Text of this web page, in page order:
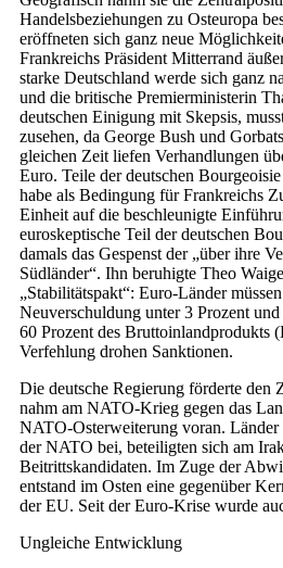
Handelsbeziehungen zu Osteuropa
eröffneten sich ganz neue
Frankreichs Präsident Mitterrand
starke Deutschland werde sich ganz
und die britische Premierministerin
deutschen Einigung mit Skepsis,
zusehen, da George Bush und
gleichen Zeit liefen Verhandlungen
Euro. Teile der deutschen
habe als Bedingung für Frankreichs
Einheit auf die beschleunigte
euroskeptische Teil der deutschen
damals das Gespenst der „über ihre
Südländer“. Ihn beruhigte Theo
„Stabilitätspakt“: Euro-Länder
Neuverschuldung unter 3 Prozent
60 Prozent des Bruttoinlandprodukts
Verfehlung drohen Sanktionen.
Die deutsche Regierung förderte den
nahm am NATO-Krieg gegen das
NATO-Osterweiterung voran. Länder
der NATO bei, beteiligten sich am
Beitrittskandidaten. Im Zuge der
entstand im Osten eine gegenüber
der EU. Seit der Euro-Krise wurde
Ungleiche Entwicklung